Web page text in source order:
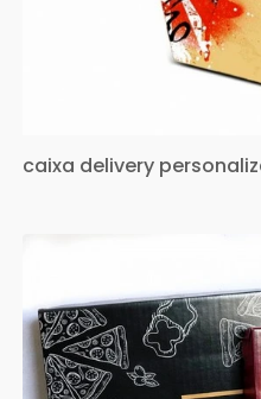
caixa delivery